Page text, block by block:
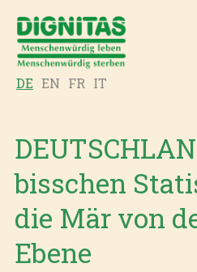
DE EN FR IT
bisschen
die Mär von
Ebene